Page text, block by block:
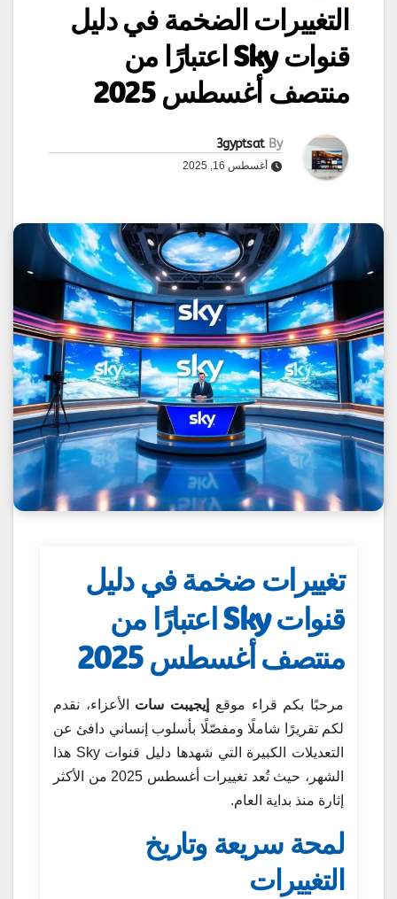
التغييرات الضخمة في دليل
قنوات Sky اعتبارًا من
منتصف أغسطس 2025
By
3gyptsat
أغسطس 16, 2025
تغييرات ضخمة في دليل
قنوات Sky اعتبارًا من
منتصف أغسطس 2025
مرحبًا بكم قراء موقع إيجيبت سات الأعزاء، نقدم
لكم تقريرًا شاملًا ومفصّلًا بأسلوب إنساني دافئ عن
التعديلات الكبيرة التي شهدها دليل قنوات Sky هذا
الشهر، حيث تُعد تغييرات أغسطس 2025 من الأكثر
إثارة منذ بداية العام.
لمحة سريعة وتاريخ
التغييرات